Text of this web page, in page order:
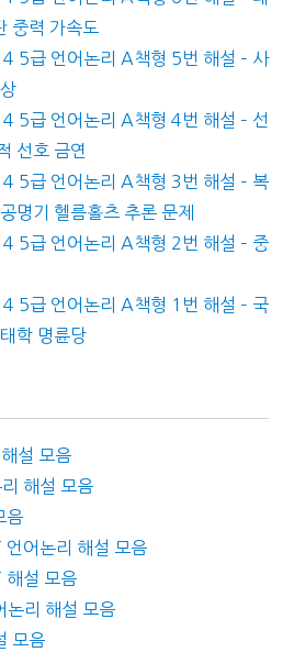
중력 가속도
5급 언어논리 A책형 5번 해설 – 사
5급 언어논리 A책형 4번 해설 – 선
선호 금연
5급 언어논리 A책형 3번 해설 – 복
명기 헬름홀츠 추론 문제
5급 언어논리 A책형 2번 해설 – 중
5급 언어논리 A책형 1번 해설 – 국
학 명륜당
설 모음
해설 모음
음
어논리 해설 모음
해설 모음
논리 해설 모음
모음